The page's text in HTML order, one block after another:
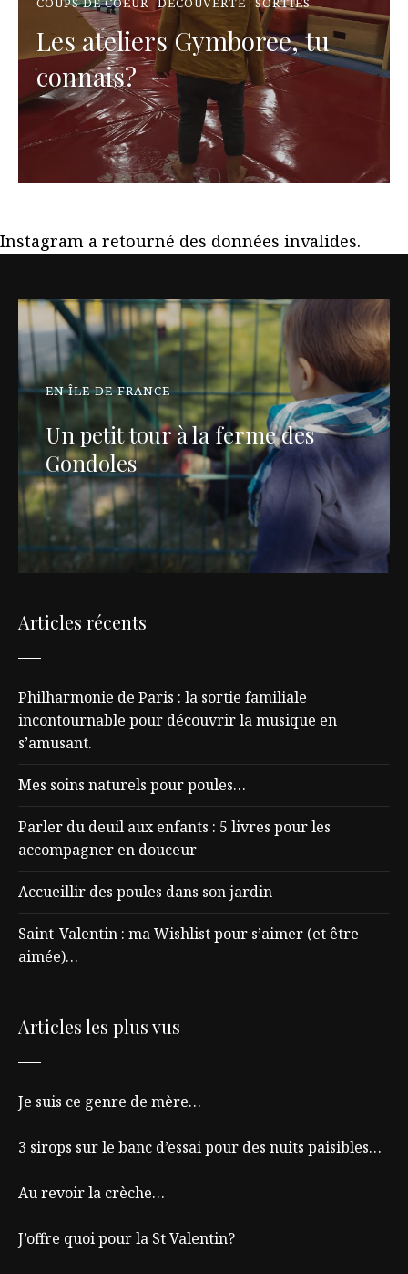
Les ateliers Gymboree, tu
connais?
Instagram a retourné des données invalides.
EN ÎLE-DE-FRANCE
Un petit tour à la ferme des
Gondoles
Articles récents
Philharmonie de Paris : la sortie familiale
incontournable pour découvrir la musique en
s’amusant.
Mes soins naturels pour poules…
Parler du deuil aux enfants : 5 livres pour les
accompagner en douceur
Accueillir des poules dans son jardin
Saint-Valentin : ma Wishlist pour s’aimer (et être
aimée)…
Articles les plus vus
Je suis ce genre de mère…
3 sirops sur le banc d’essai pour des nuits paisibles…
Au revoir la crèche…
J’offre quoi pour la St Valentin?